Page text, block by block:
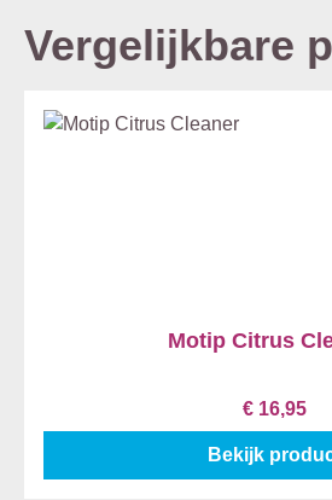
Vergelijkbare
Motip Citrus
€ 16,95
Bekijk